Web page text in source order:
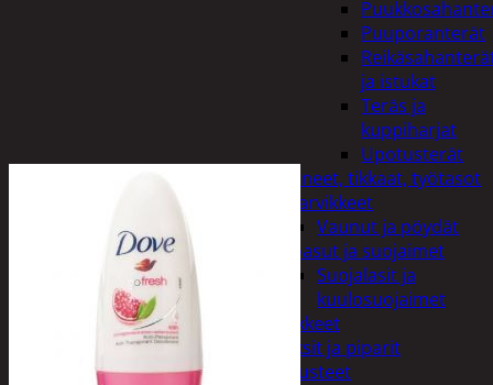
Puuporanterät
ja istukat
Teräs ja
kuppiharjat
Upotusterät
Telineet, tikkaat, työtasot
ja tarvikkeet
Vaunut ja pöydät
Työasut ja suojaimet
Suojalasit ja
kuulosuojaimet
Elintarvikkeet
Keksit ja piparit
Mausteet